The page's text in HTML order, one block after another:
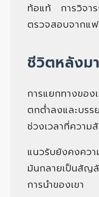
ท้อแท้ การวิจา
ตรวจสอบจากแ
ชีวิตหลังม
การแยกทางขอ
ตกต่ำลงและบร
ช่วงเวลาที่ควา
แนวรับยังคงคว
มันกลายเป็นสัญ
การนำของเขา